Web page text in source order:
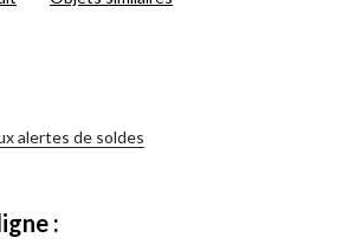
alertes de soldes
: